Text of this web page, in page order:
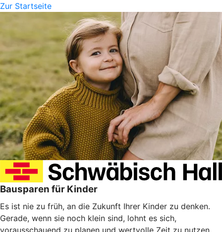
Zur Startseite
Bausparen für Kinder
Es ist nie zu früh, an die Zukunft Ihrer Kinder zu denken.
Gerade, wenn sie noch klein sind, lohnt es sich,